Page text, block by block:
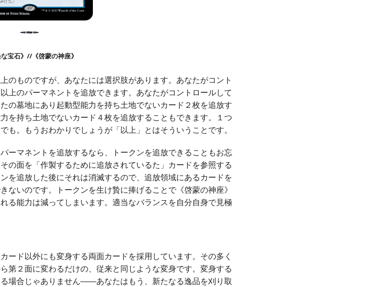
な宝石》//《啓蒙の神座》
のものですが、あなたには選択肢があります。あなたがコント
上のパーマネントを追放できます。あなたがコントロールして
の墓地にあり起動型能力を持ち土地でないカード２枚を追放す
を持ち土地でないカード４枚を追放することもできます。１つ
も。もうおわかりでしょうが「以上」とはそういうことです。
ーマネントを追放するなら、トークンを追放できることもお忘
の面を「作製するために追放されているた」カードを参照する
を追放した後にそれは消滅するので、追放領域にあるカードを
ないのです。トークンを生け贄に捧げることで《啓蒙の神座》
る能力は減ってしまいます。適当なバランスを自分自身で見極
ード以外にも変身する両面カードを採用しています。その多く
第２面に変わるだけの、従来と同じような変身です。変身する
場合じゃありません――あなたはもう、新たなる逸品を刈り取